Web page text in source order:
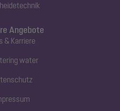
Angebote
& Karriere
water